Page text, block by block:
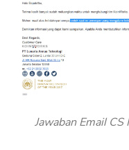
Jawaban Email